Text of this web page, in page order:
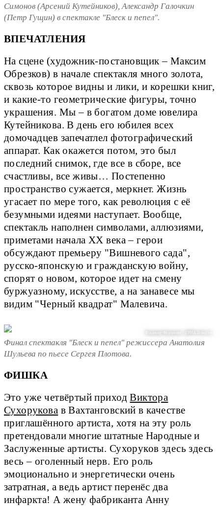
Симонов (Арсений Кутейников), Александр Галочкин
(Петр Гущин) в спектакле "Блеск и пепел".
ВПЕЧАТЛЕНИЯ
На сцене (художник-постановщик – Максим
Обрезков) в начале спектакля много золота,
сквозь которое видны и лики, и корешки книг,
и какие-то геометрические фигуры, точно
украшения. Мы – в богатом доме ювелира
Кутейникова. В день его юбилея всех
домочадцев запечатлел фотографический
аппарат. Как окажется потом, это был
последний снимок, где все в сборе, все
счастливы, все живы… Постепенно
пространство сужается, меркнет. Жизнь
угасает по мере того, как революция с её
безумными идеями наступает. Вообще,
спектакль наполнен символами, аллюзиями,
приметами начала XX века – герои
обсуждают премьеру "Вишневого сада",
русско-японскую и гражданскую войну,
спорят о новом, которое идет на смену
буржуазному, искусстве, а на занавесе мы
видим "Черный квадрат" Малевича.
Владимир Федоренко / @РИА Новости
Финал спектакля "Блеск и пепел" режиссера Анатолия
Шульева по пьесе Сергея Плотова.
ФИШКА
Это уже четвёртый приходВиктора
Сухорукова в Вахтанговский в качестве
приглашённого артиста, хотя на эту роль
претендовали многие штатные Народные и
Заслуженные артисты. Сухоруков здесь здесь
весь – оголенный нерв. Его роль
эмоционально и энергетически очень
затратная, а ведь артист перенёс два
инфаркта! А жену фабриканта Анну